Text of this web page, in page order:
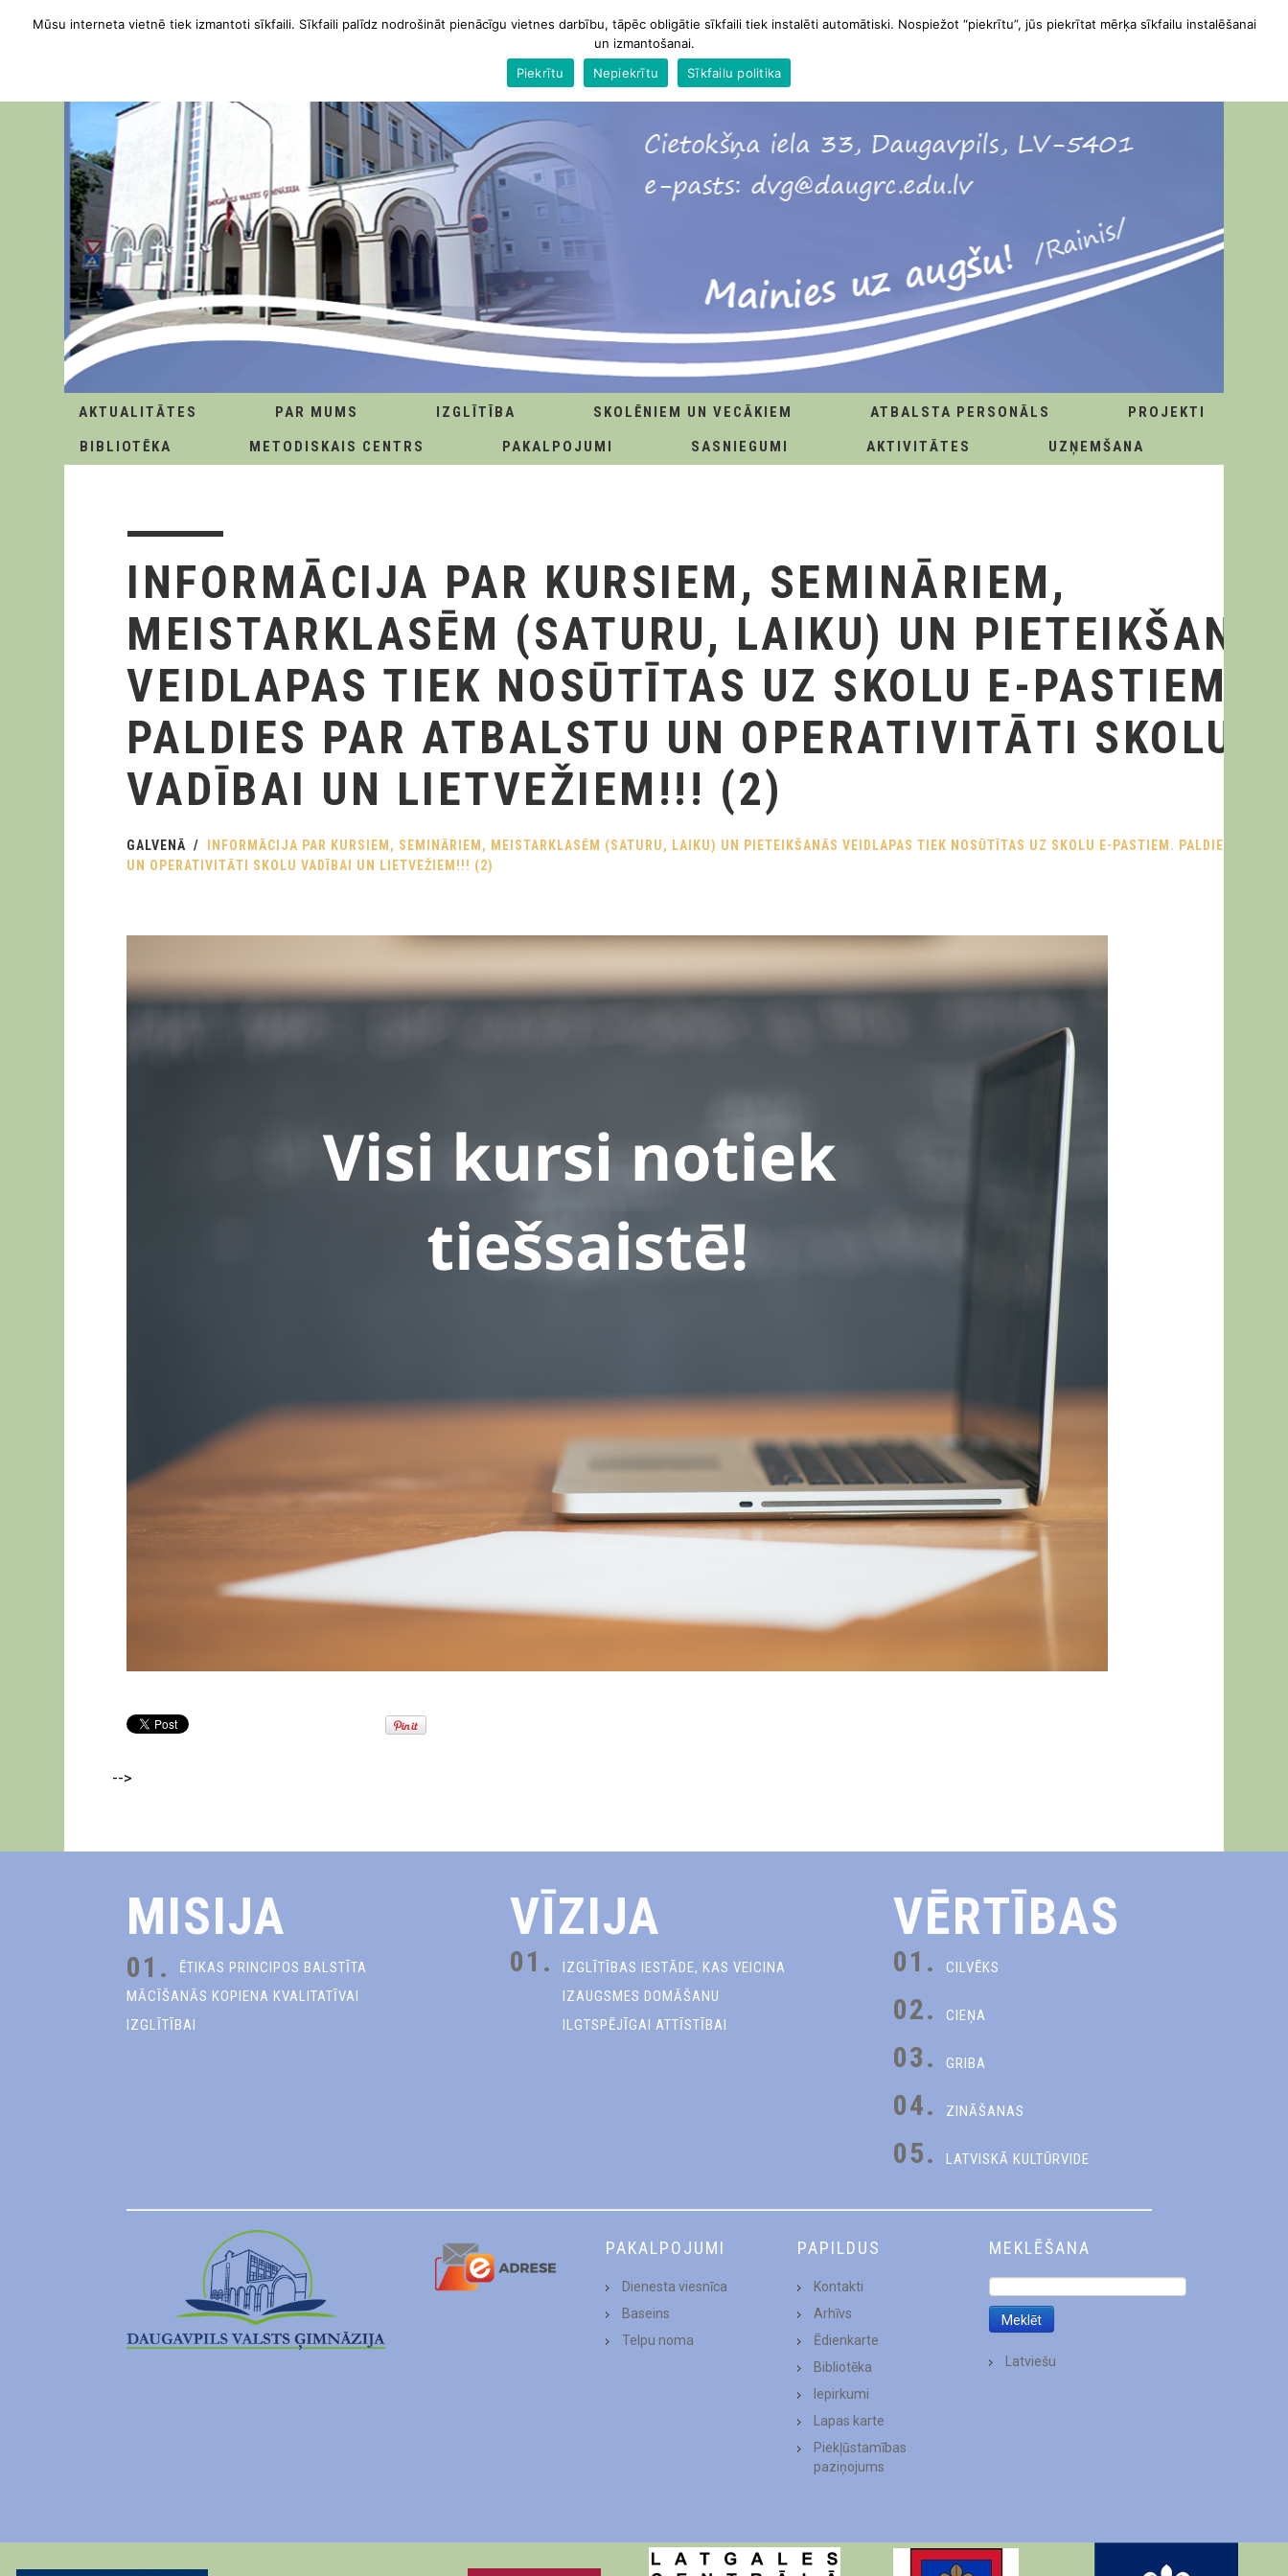
AKTUALITĀTES PAR MUMS IZGLĪTĪBA SKOLĒNIEM UN VECĀKIEM ATBALSTA PERSONĀLS
PROJEKTI
BIBLIOTĒKA
METODISKAIS CENTRS PAKALPOJUMI SASNIEGUMI AKTIVITĀTES UZŅEMŠANA
INFORMĀCIJA PAR KURSIEM, SEMINĀRIEM,
MEISTARKLASĒM (SATURU, LAIKU) UN
VEIDLAPAS TIEK NOSŪTĪTAS UZ SKOLU E-PASTIEM.
PALDIES PAR ATBALSTU UN OPERATIVITĀTI SKOLU
VADĪBAI UN LIETVEŽIEM!!! (2)
GALVENĀ
INFORMĀCIJA PAR KURSIEM, SEMINĀRIEM, MEISTARKLASĒM (SATURU, LAIKU) UN PIETEIKŠANĀS VEIDLAPAS TIEK NOSŪTĪTAS UZ SKOLU E-PASTIEM. PALDIES PAR
UN OPERATIVITĀTI SKOLU VADĪBAI UN LIETVEŽIEM!!! (2)
-->
MISIJA
01.
ĒTIKAS PRINCIPOS BALSTĪTA
MĀCĪŠANĀS KOPIENA KVALITATĪVAI
IZGLĪTĪBAI
VĪZIJA
01.
IZGLĪTĪBAS IESTĀDE, KAS VEICINA
IZAUGSMES DOMĀŠANU
ILGTSPĒJĪGAI ATTĪSTĪBAI
VĒRTĪBAS
01. CILVĒKS
02. CIEŅA
03. GRIBA
04. ZINĀŠANAS
05. LATVISKĀ KULTŪRVIDE
PAKALPOJUMI
Dienesta viesnīca
Baseins
Telpu noma
PAPILDUS
Kontakti
Arhīvs
Ēdienkarte
Bibliotēka
Iepirkumi
Lapas karte
Piekļūstamības
paziņojums
MEKLĒŠANA
Latviešu
Mūsu interneta vietnē tiek izmantoti sīkfaili. Sīkfaili palīdz nodrošināt pienācīgu vietnes darbību, tāpēc obligātie sīkfaili tiek instalēti automātiski. Nospiežot “piekrītu”, jūs piekrītat mērķa sīkfailu instalēšanai
un izmantošanai.
Piekrītu
Nepiekrītu Sīkfailu politika